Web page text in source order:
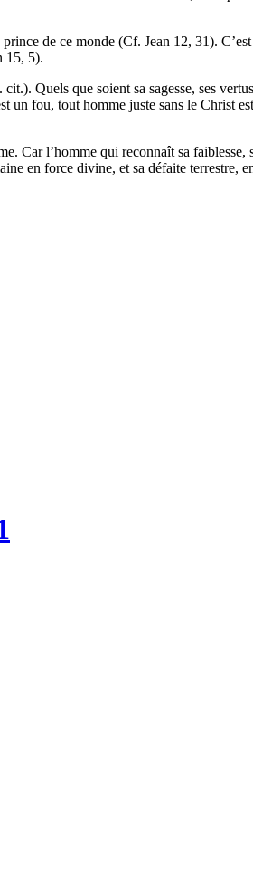
de ce monde (Cf. Jean 12, 31).
15, 5).
Quels que soient sa sagesse, ses
fou, tout homme juste sans le Christ
Car l’homme qui reconnaît sa
en force divine, et sa défaite terrestre,